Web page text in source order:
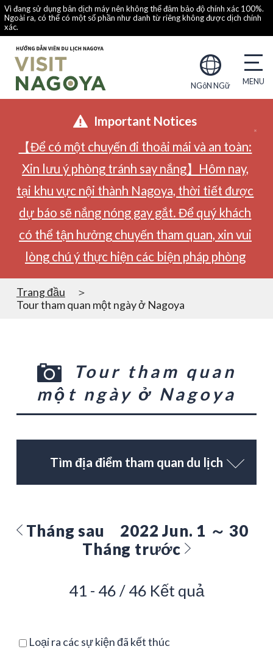
Vì đang sử dụng bản dịch máy nên không thể đảm bảo độ chính xác 100%.
Ngoài ra, có thể có một số phần như danh từ riêng không được dịch chính
xác.
NGôN NGữ
Important Notices
【Để có một chuyến đi thoải mái và an toàn:
Xin lưu ý phòng tránh say nắng】Hôm nay,
tại khu vực nội thành Nagoya, thời tiết được
dự báo sẽ nắng nóng gay gắt. Để quý khách
có thể tận hưởng chuyến tham quan, xin vui
lòng chú ý thực hiện các biện pháp phòng
Trang đầu
Tour tham quan một ngày ở Nagoya
Tour tham quan
một ngày ở Nagoya
Tìm địa điểm tham quan du lịch
Tháng sau
2022 Jun. 1 ～ 30
Tháng trước
41 - 46 / 46 Kết quả
Loại ra các sự kiện đã kết thúc